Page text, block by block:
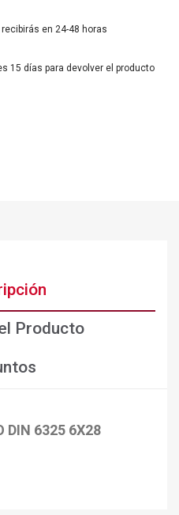
en 24-48 horas
15 días para devolver el producto
Producto
DIN 6325 6X28